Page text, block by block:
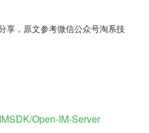
享，原文参考微信公众号淘系技
Open-IM-Server